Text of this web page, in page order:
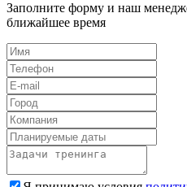
Заполните форму и наш
ближайшее время